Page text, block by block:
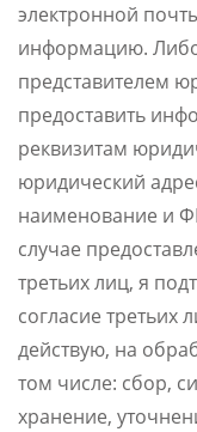
электронной
информацию.
представителем
предоставить
реквизитам
юридический
наименование и
случае
третьих лиц, я
согласие третьих
действую, на
том числе: сбор,
хранение,